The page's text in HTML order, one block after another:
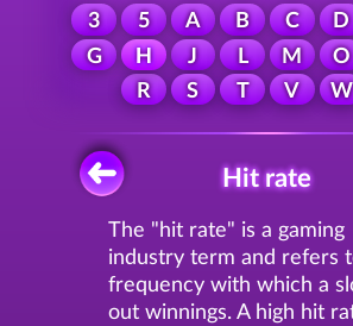
3 5 A B C D
G
H J L M O
R
S T V W
Hit rate
The "hit rate" is a gaming
industry term and refers
frequency with which a
out winnings. A high hit